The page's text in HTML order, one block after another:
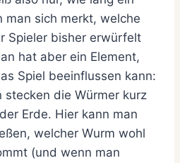
man sich merkt, welche
Spieler bisher erwürfelt
hat aber ein Element,
Spiel beeinflussen kann:
stecken die Würmer kurz
Erde. Hier kann man
welcher Wurm wohl
(und wenn man